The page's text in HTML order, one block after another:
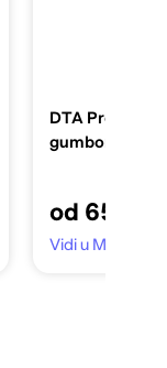
DTA Proširiva
gumbom
od 65,99
Vidi u Mall.hr